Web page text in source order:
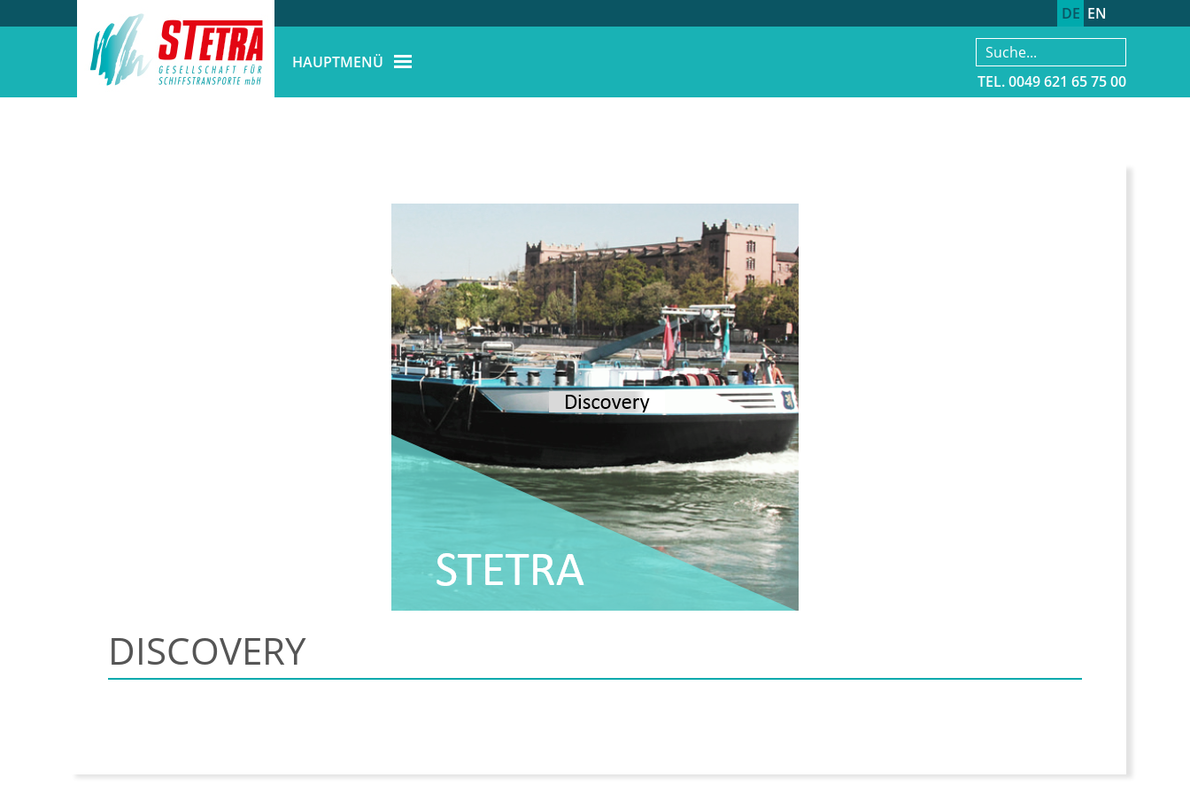
DE EN
Zum
HAUPTMENÜ
Search
for:
TEL. 0049 621 65 75 00
DISCOVERY